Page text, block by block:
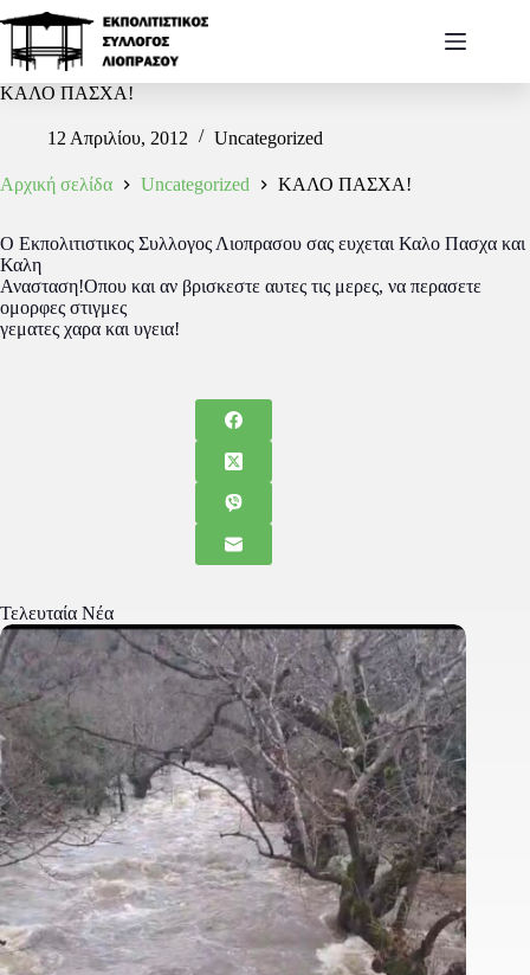
ΚΑΛΟ ΠΑΣΧΑ!
12 Απριλίου, 2012 Uncategorized
Αρχική σελίδα Uncategorized ΚΑΛΟ ΠΑΣΧΑ!
Ο Εκπολιτιστικος Συλλογος Λιοπρασου σας ευχεται Καλο Πασχα και
Καλη
Ανασταση!Οπου και αν βρισκεστε αυτες τις μερες, να περασετε
ομορφες στιγμες
γεματες χαρα και υγεια!
Τελευταία Νέα